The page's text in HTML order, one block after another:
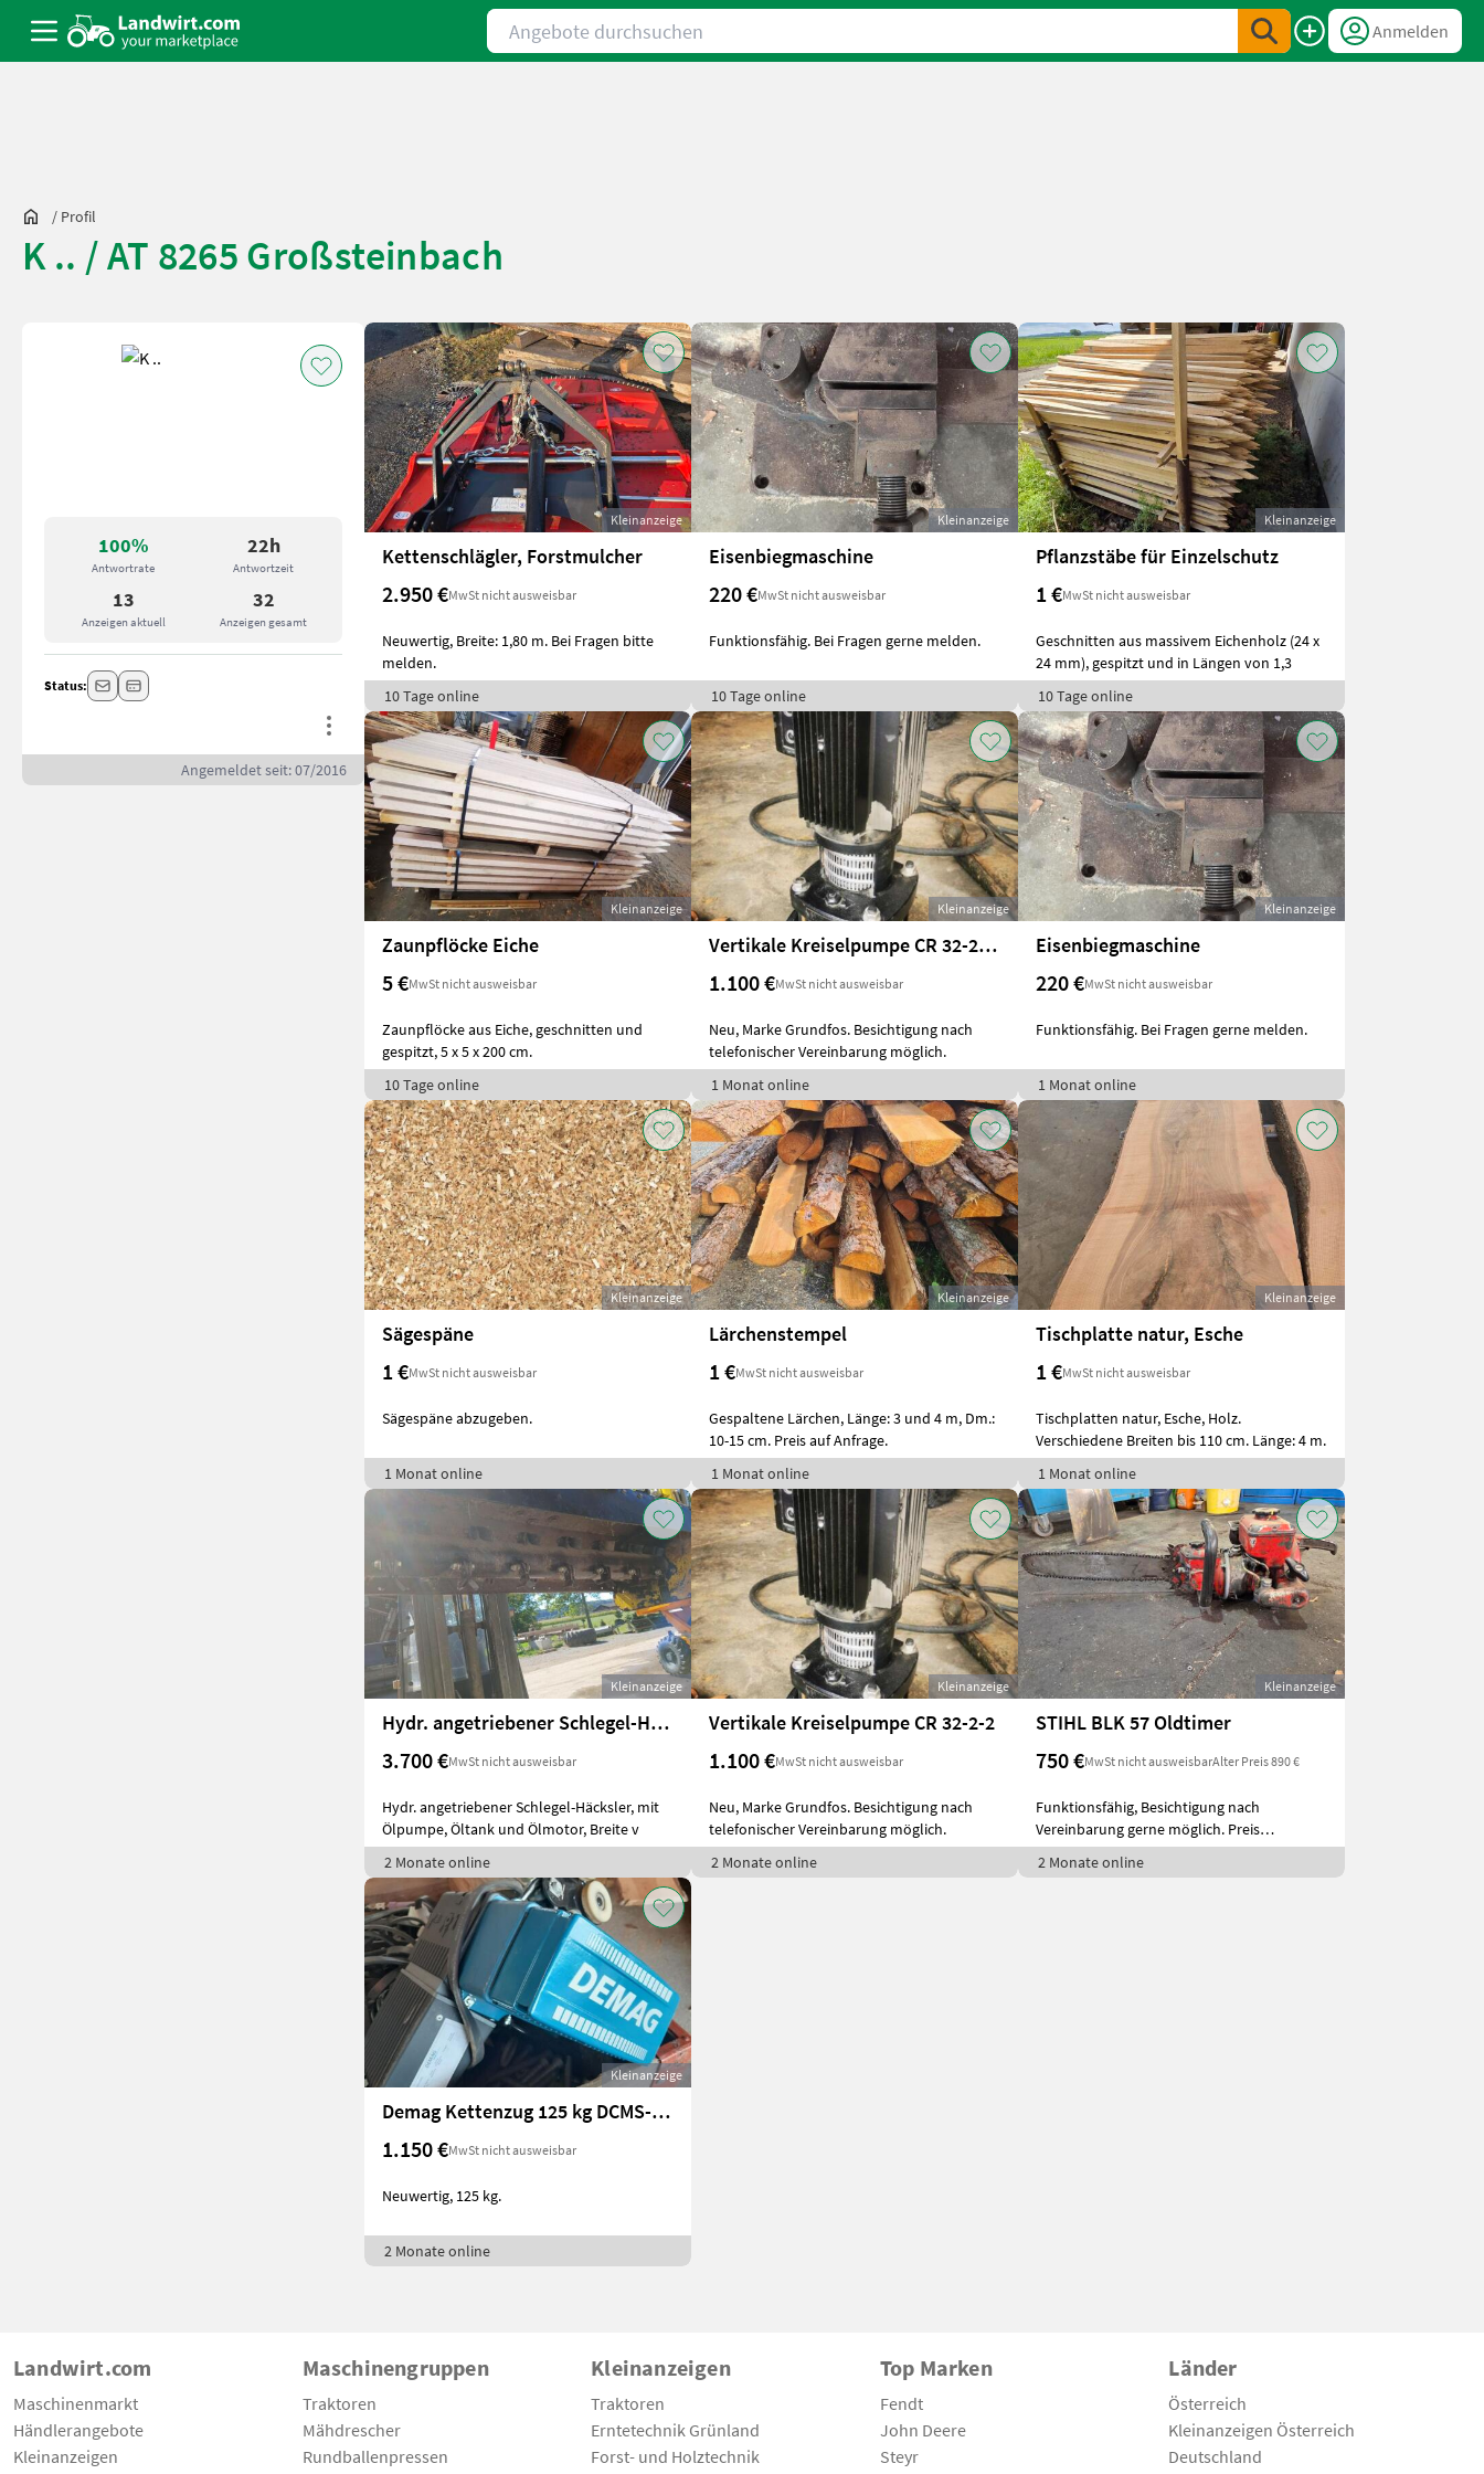
Angebote durchsuchen
Anmelden
/ Profil
K .. / AT 8265 Großsteinbach
100%
Antwortrate
22h
Antwortzeit
13
Anzeigen aktuell
32
Anzeigen gesamt
Status:
Angemeldet seit: 07/2016
Kleinanzeige
Kettenschlägler, Forstmulcher
2.950 €MwSt nicht ausweisbar
Neuwertig, Breite: 1,80 m. Bei Fragen bitte
melden.
10 Tage online
Kleinanzeige
Eisenbiegmaschine
220 €MwSt nicht ausweisbar
Funktionsfähig. Bei Fragen gerne melden.
10 Tage online
Kleinanzeige
Pflanzstäbe für Einzelschutz
1 €MwSt nicht ausweisbar
Geschnitten aus massivem Eichenholz (24 x
24 mm), gespitzt und in Längen von 1,3
10 Tage online
Kleinanzeige
Zaunpflöcke Eiche
5 €MwSt nicht ausweisbar
Zaunpflöcke aus Eiche, geschnitten und
gespitzt, 5 x 5 x 200 cm.
10 Tage online
Kleinanzeige
Vertikale Kreiselpumpe CR 32-2-2 Grundfos
1.100 €MwSt nicht ausweisbar
Neu, Marke Grundfos. Besichtigung nach
telefonischer Vereinbarung möglich.
1 Monat online
Kleinanzeige
Eisenbiegmaschine
220 €MwSt nicht ausweisbar
Funktionsfähig. Bei Fragen gerne melden.
1 Monat online
Kleinanzeige
Sägespäne
1 €MwSt nicht ausweisbar
Sägespäne abzugeben.
1 Monat online
Kleinanzeige
Lärchenstempel
1 €MwSt nicht ausweisbar
Gespaltene Lärchen, Länge: 3 und 4 m, Dm.:
10-15 cm. Preis auf Anfrage.
1 Monat online
Kleinanzeige
Tischplatte natur, Esche
1 €MwSt nicht ausweisbar
Tischplatten natur, Esche, Holz.
Verschiedene Breiten bis 110 cm. Länge: 4 m.
1 Monat online
Kleinanzeige
Hydr. angetriebener Schlegel-Häcksler mit Ölpumpe
3.700 €MwSt nicht ausweisbar
Hydr. angetriebener Schlegel-Häcksler, mit
Ölpumpe, Öltank und Ölmotor, Breite v
2 Monate online
Kleinanzeige
Vertikale Kreiselpumpe CR 32-2-2
1.100 €MwSt nicht ausweisbar
Neu, Marke Grundfos. Besichtigung nach
telefonischer Vereinbarung möglich.
2 Monate online
Kleinanzeige
STIHL BLK 57 Oldtimer
750 €MwSt nicht ausweisbarAlter Preis 890 €
Funktionsfähig, Besichtigung nach
Vereinbarung gerne möglich. Preis
verhandelbar
2 Monate online
Kleinanzeige
Demag Kettenzug 125 kg DCMS-Pro 1 125
1.150 €MwSt nicht ausweisbar
Neuwertig, 125 kg.
2 Monate online
Landwirt.com
Maschinenmarkt
Händlerangebote
Kleinanzeigen
Maschinengruppen
Traktoren
Mähdrescher
Rundballenpressen
Kleinanzeigen
Traktoren
Erntetechnik Grünland
Forst- und Holztechnik
Top Marken
Fendt
John Deere
Steyr
Länder
Österreich
Kleinanzeigen Österreich
Deutschland